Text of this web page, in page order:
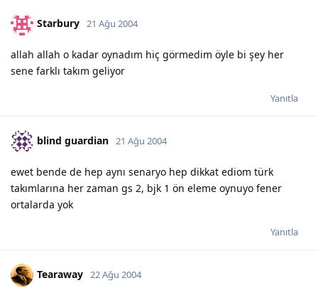
Starbury 21 Ağu 2004
allah allah o kadar oynadım hiç görmedim öyle bi şey her
sene farklı takım geliyor
Yanıtla
blind guardian 21 Ağu 2004
ewet bende de hep aynı senaryo hep dikkat ediom türk
takımlarına her zaman gs 2, bjk 1 ön eleme oynuyo fener
ortalarda yok
Yanıtla
Tearaway 22 Ağu 2004